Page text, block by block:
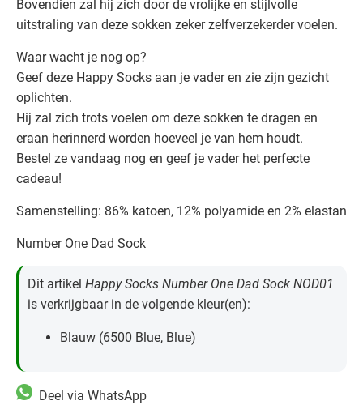
Bovendien zal hij zich door de vrolijke en stijlvolle
uitstraling van deze sokken zeker zelfverzekerder voelen.
Waar wacht je nog op?
Geef deze Happy Socks aan je vader en zie zijn gezicht
oplichten.
Hij zal zich trots voelen om deze sokken te dragen en
eraan herinnerd worden hoeveel je van hem houdt.
Bestel ze vandaag nog en geef je vader het perfecte
cadeau!
Samenstelling: 86% katoen, 12% polyamide en 2% elastan
Number One Dad Sock
Dit artikel Happy Socks Number One Dad Sock NOD01
is verkrijgbaar in de volgende kleur(en):
Blauw (6500 Blue, Blue)
Deel via WhatsApp